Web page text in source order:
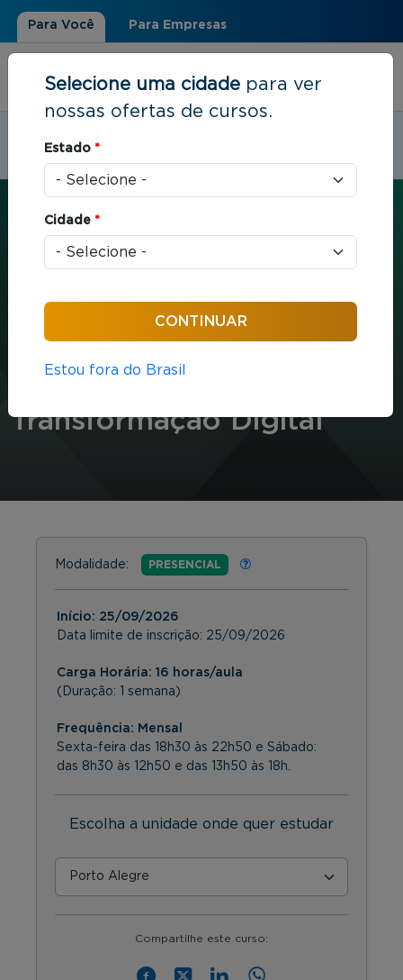
Para Você Para Empresas
Estudar em:Porto Alegre, RS
Você está aqui
Transformação Digital
Modalidade: PRESENCIAL
Início: 25/09/2026
Data limite de inscrição: 25/09/2026
Carga Horária: 16 horas/aula
(Duração: 1 semana)
Frequência: Mensal
Sexta-feira das 18h30 às 22h50 e Sábado:
das 8h30 às 12h50 e das 13h50 às 18h.
Escolha a unidade onde quer estudar
Compartilhe este curso:
Selecione uma cidade para ver
nossas ofertas de cursos.
Estado *
Cidade *
Estou fora do Brasil